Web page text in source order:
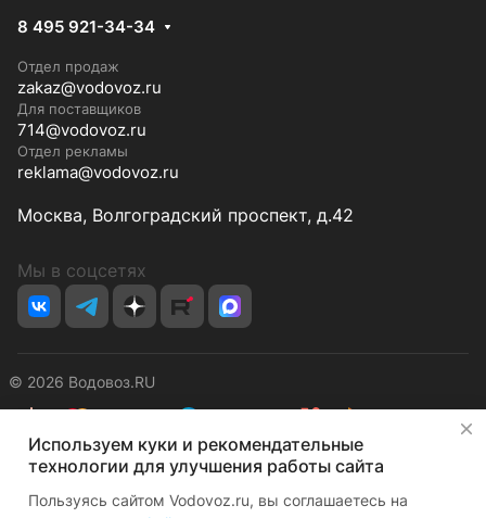
8 495 921-34-34
Отдел продаж
zakaz@vodovoz.ru
Для поставщиков
714@vodovoz.ru
Отдел рекламы
reklama@vodovoz.ru
Москва, Волгоградский проспект, д.42
Мы в соцсетях
© 2026 Водовоз.RU
КонфиденциальностьОферта
Используем куки и рекомендательные
технологии для улучшения работы сайта
Пользуясь сайтом Vodovoz.ru, вы соглашаетесь на